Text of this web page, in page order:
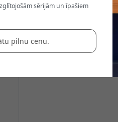
sērijām un īpašiem
pilnu cenu.